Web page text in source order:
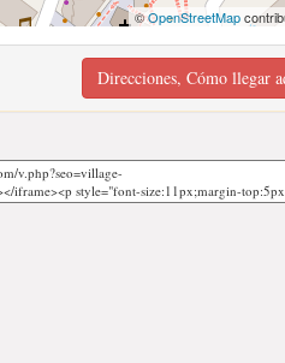
©OpenStreetMap
Direcciones, Cómo llegar